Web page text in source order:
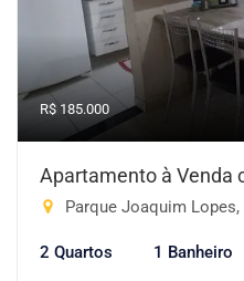
R$ 185.000
Apartamento à Venda
Parque Joaquim Lopes,
2 Quartos 1 Banheiro